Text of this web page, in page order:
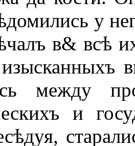
у
в& всѣ
между
и